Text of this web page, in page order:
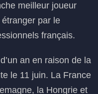
meilleur joueur
par le
français.
an en raison de la
le 11 juin. La France
la Hongrie et